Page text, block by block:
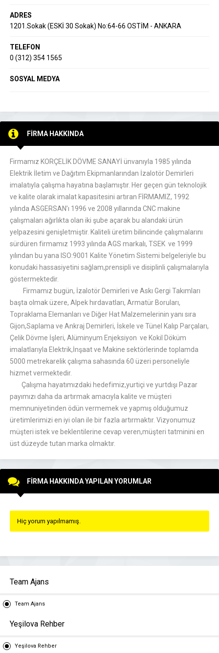
ADRES
1201.Sokak (ESKİ 30 Sokak) No:64-66 OSTİM - ANKARA
TELEFON
0 (312) 354 1565
SOSYAL MEDYA
FİRMA HAKKINDA
Firmamız KORÇELİK DÖVME SANAYİ ünvanıyla 1985 yılında
Elektrik İletim ve Dağıtım Ekipmanlarından İzalotör Demirleri
imalatıyla çalışma hayatına başlamıştır. Her geçen gün teknolojik
ve kalite olarak imalat kapasitesini artıran FİRMAMIZ, 1992
yılında ASGERSAN’ı 1996 ve 2008 yıllarında CNC makine
çalışmaları ağırlıkta olan iki şube açarak bu alandaki ürün
yelpazesini genişletmiştir. Kaliteli üretim bilincinde çalışmalarını
sürdüren firmamız 1993 yılında AGS markalı, TSEK ve 1999
yılından bu yana ISO:9001 Kalite Yönetim Sistemi belgeleriyle bu
konudaki hassasiyetini sağlam,prensipli ve disiplinli çalışmalarıyla
göstermektedir.
Firmamız bugün, İzalotör Demirleri ve Askı Gergi Takımları
başta olmak üzere, Alpek hırdavatları, Armatür Boruları,
Topraklama Elemanları ve Diğer Hat Malzemelerinin yanı sıra
Gijon,Saplama ve Ankraj Demirleri, İskele ve Tünel Kalıp Parçaları,
Çelik Dövme İşleri, Alüminyum Enjeksiyon ve Kokil Döküm
imalatlarıyla Elektrik,İnşaat ve Makine sektörlerinde toplamda
5000 metrekarelik çalışma sahasında 60 üzeri personeliyle
hizmet vermektedir.
Çalışma hayatımızdaki hedefimiz,yurtiçi ve yurtdışı Pazar
payımızı daha da artırmak amacıyla kalite ve müşteri
memnuniyetinden ödün vermemek ve yapmış olduğumuz
üretimlerimizi en iyi olan ile bir fazla artırmaktır. Vizyonumuz
müşteri istek ve beklentilerine cevap veren,müşteri tatminini en
üst düzeyde tutan marka olmaktır.
FİRMA HAKKINDA YAPILAN YORUMLAR
Hiç yorum yapılmamış.
Team Ajans
Team Ajans
Yeşilova Rehber
Yeşilova Rehber